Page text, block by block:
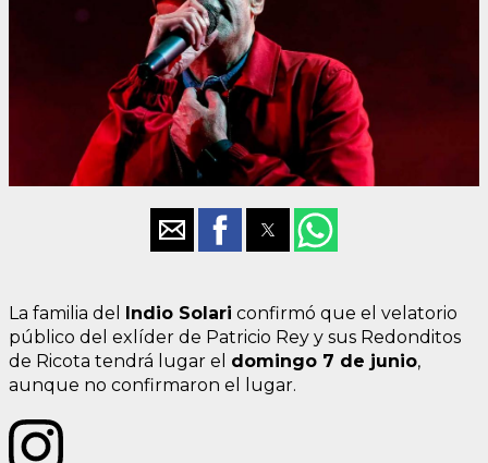
La familia del Indio Solari confirmó que el velatorio
público del exlíder de Patricio Rey y sus Redonditos
de Ricota tendrá lugar el domingo 7 de junio,
aunque no confirmaron el lugar.